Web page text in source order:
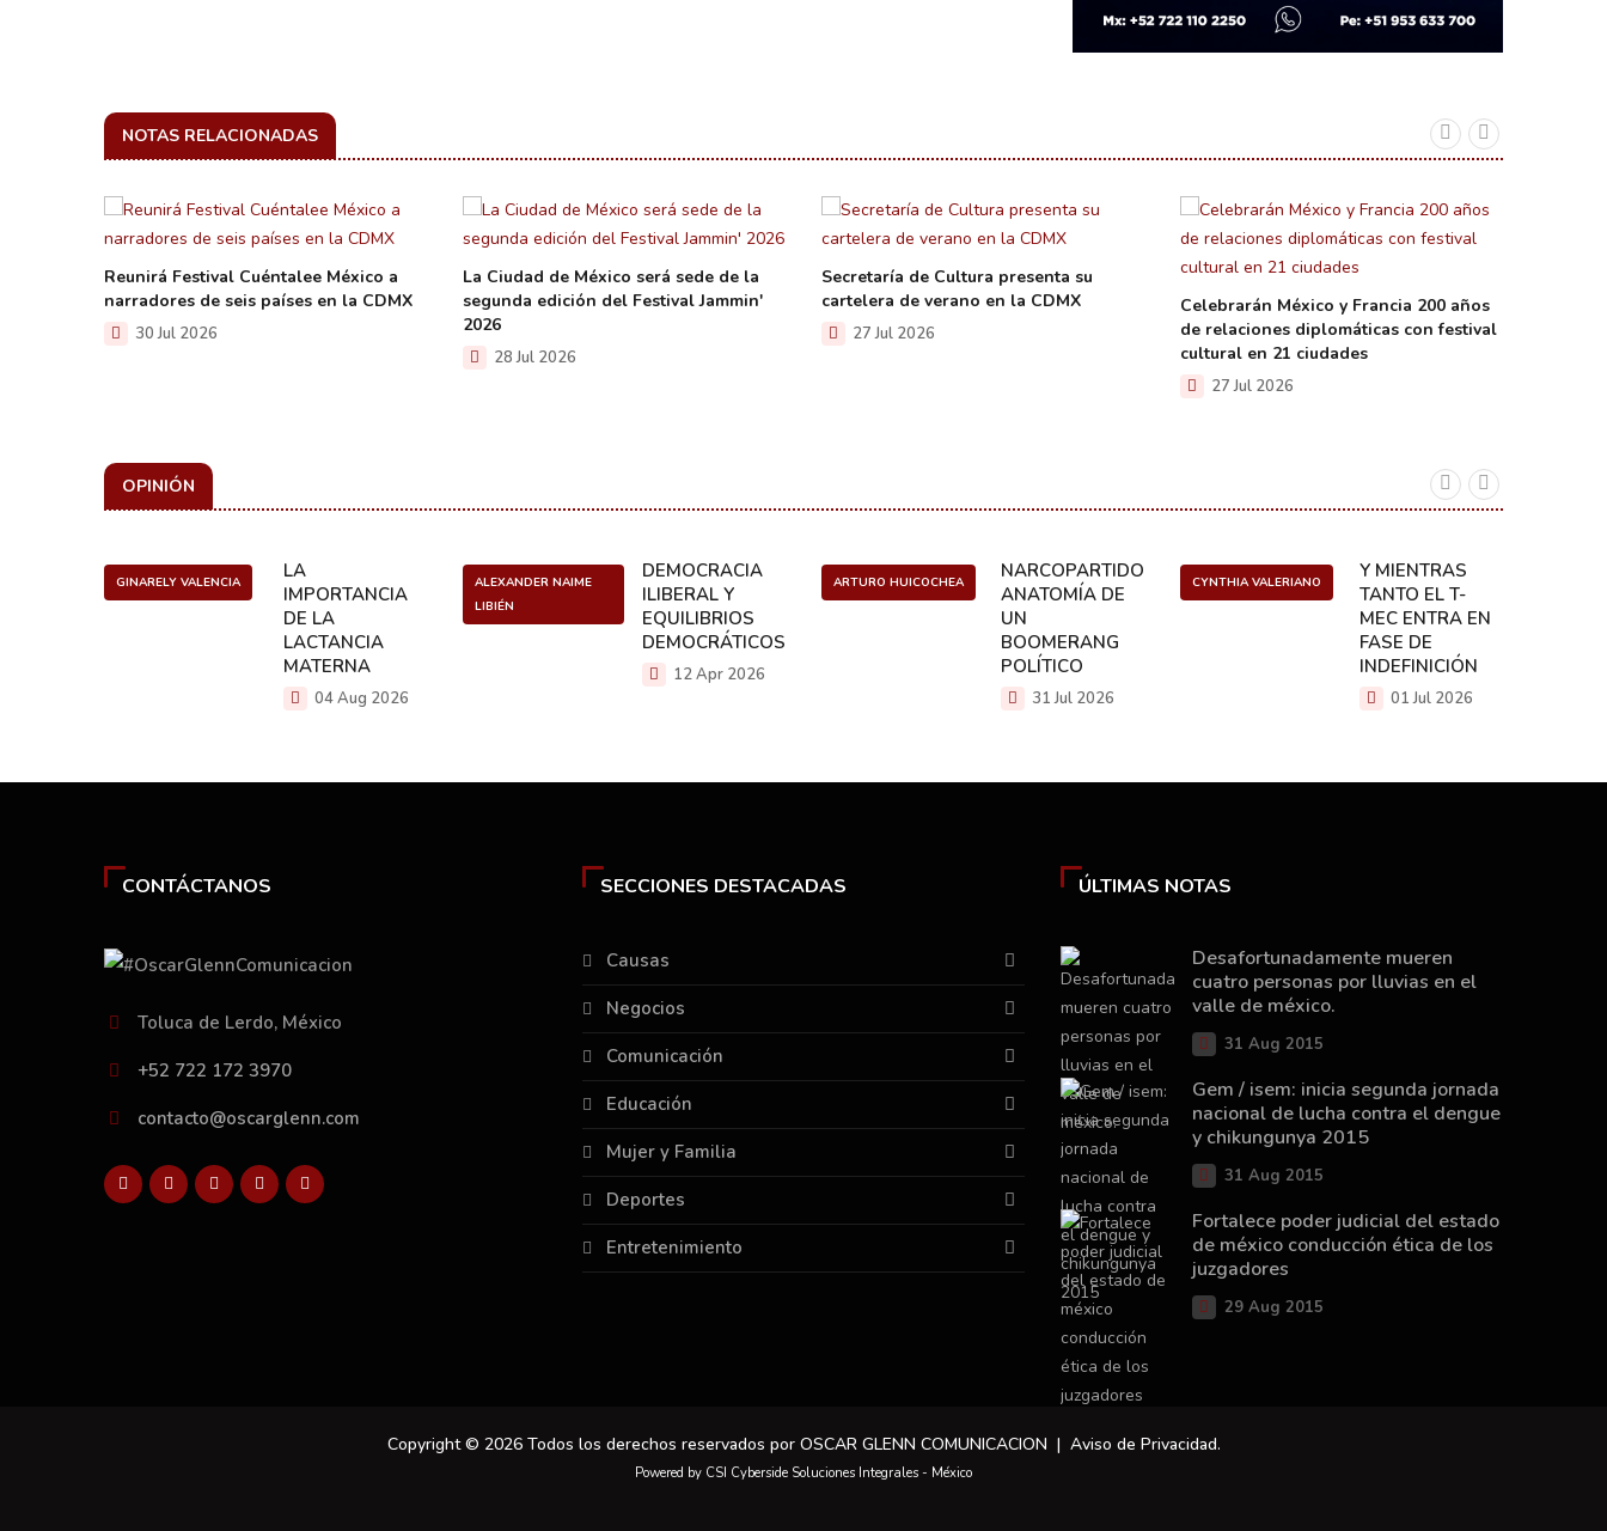
NOTAS RELACIONADAS
Reunirá Festival Cuéntalee México a
narradores de seis países en la CDMX
30 Jul 2026
La Ciudad de México será sede de la
segunda edición del Festival Jammin'
2026
28 Jul 2026
Secretaría de Cultura presenta su
cartelera de verano en la CDMX
27 Jul 2026
Celebrarán México y Francia 200 años
de relaciones diplomáticas con festival
cultural en 21 ciudades
27 Jul 2026
OPINIÓN
GINARELY VALENCIA
LA
IMPORTANCIA
DE LA
LACTANCIA
MATERNA
04 Aug 2026
ALEXANDER NAIME
LIBIÉN
DEMOCRACIA
ILIBERAL Y
EQUILIBRIOS
DEMOCRÁTICOS
12 Apr 2026
ARTURO HUICOCHEA
NARCOPARTIDO:
ANATOMÍA DE
UN
BOOMERANG
POLÍTICO
31 Jul 2026
CYNTHIA VALERIANO
Y MIENTRAS
TANTO EL T-
MEC ENTRA EN
FASE DE
INDEFINICIÓN
01 Jul 2026
CONTÁCTANOS
Toluca de Lerdo, México
+52 722 172 3970
contacto@oscarglenn.com
SECCIONES DESTACADAS
Causas
Negocios
Comunicación
Educación
Mujer y Familia
Deportes
Entretenimiento
ÚLTIMAS NOTAS
Desafortunadamente mueren
cuatro personas por lluvias en el
valle de méxico.
31 Aug 2015
Gem / isem: inicia segunda jornada
nacional de lucha contra el dengue
y chikungunya 2015
31 Aug 2015
Fortalece poder judicial del estado
de méxico conducción ética de los
juzgadores
29 Aug 2015
Copyright © 2026 Todos los derechos reservados por OSCAR GLENN COMUNICACION | Aviso de Privacidad.
Powered by CSI Cyberside Soluciones Integrales - México